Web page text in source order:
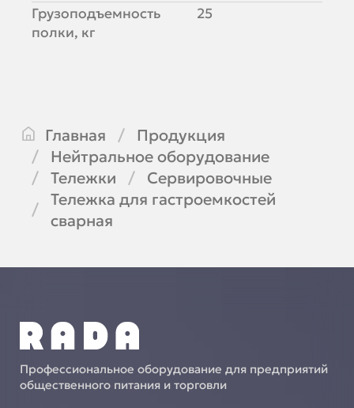
Грузоподъемность
полки, кг
25
Главная
Продукция
Нейтральное оборудование
Тележки
Сервировочные
Тележка для гастроемкостей
сварная
Профессиональное оборудование для предприятий
общественного питания и торговли